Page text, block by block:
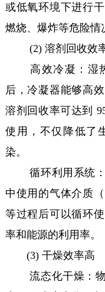
或低氧环境下进行
燃烧、爆炸等危险情
(2) 溶剂回收效
高效冷凝：湿热
后，冷凝器能够高
溶剂回收率可达到
使用，不仅降低了
染。
循环利用系统：
中使用的气体介质
等过程后可以循环
率和能源的利用率。
(3) 干燥效率高
流态化干燥：物